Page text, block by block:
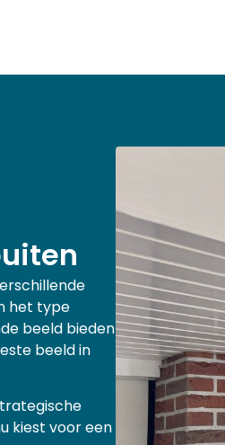
het type
beeld bieden
beeld in
kiest voor een